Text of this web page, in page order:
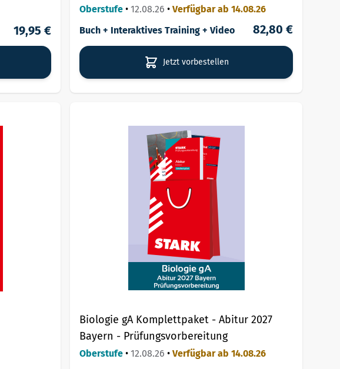
19,95 €
Oberstufe •12.08.26 •Verfügbar ab 14.08.26
Buch + Interaktives Training + Video
82,80 €
Jetzt vorbestellen
Biologie gA Komplettpaket - Abitur 2027
Bayern - Prüfungsvorbereitung
Oberstufe •12.08.26 •Verfügbar ab 14.08.26